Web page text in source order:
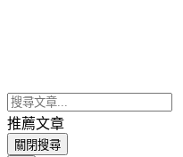
推薦文章
關閉搜尋